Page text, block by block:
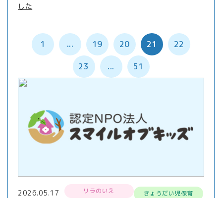
した
1 ... 19 20 21 22
23 ... 51
2026.05.17 リラのいえ きょうだい児保育